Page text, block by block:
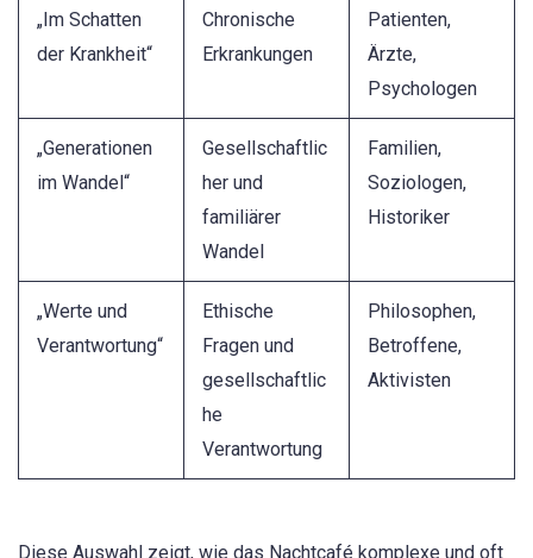
„Im Schatten
der Krankheit“
Chronische
Erkrankungen
Patienten,
Ärzte,
Psychologen
„Generationen
im Wandel“
Gesellschaftlic
her und
familiärer
Wandel
Familien,
Soziologen,
Historiker
„Werte und
Verantwortung“
Ethische
Fragen und
gesellschaftlic
he
Verantwortung
Philosophen,
Betroffene,
Aktivisten
Diese Auswahl zeigt, wie das Nachtcafé komplexe und oft